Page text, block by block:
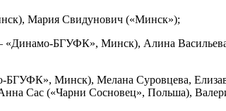
Мария Свидунович («Минск»);
БГУФК», Минск), Алина
Минск), Мелана Суровцева,
Сас («Чарни Сосновец», Польша),